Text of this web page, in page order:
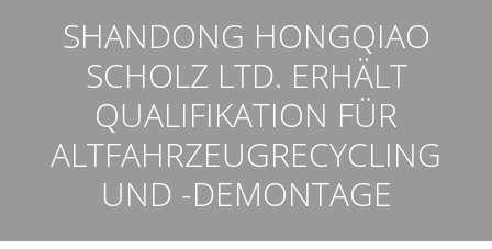
SHANDONG HONGQIAO
SCHOLZ LTD. ERHÄLT
QUALIFIKATION FÜR
ALTFAHRZEUGRECYCLING
UND -DEMONTAGE